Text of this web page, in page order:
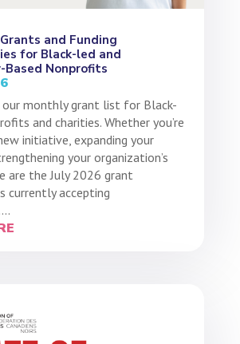
and Funding
for Black-led and
Based Nonprofits
monthly grant list for Black-
and charities. Whether you’re
initiative, expanding your
your organization’s
are the July 2026 grant
currently accepting